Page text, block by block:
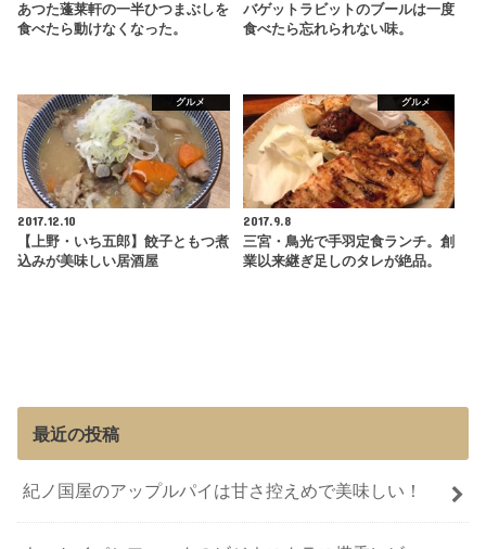
あつた蓬莱軒の一半ひつまぶしを
食べたら動けなくなった。
バゲットラビットのブールは一度
食べたら忘れられない味。
グルメ
2017.12.10
【上野・いち五郎】餃子ともつ煮
込みが美味しい居酒屋
グルメ
2017.9.8
三宮・鳥光で手羽定食ランチ。創
業以来継ぎ足しのタレが絶品。
最近の投稿
紀ノ国屋のアップルパイは甘さ控えめで美味しい！